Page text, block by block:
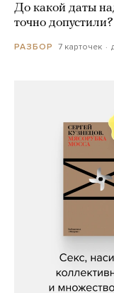
До какой даты
точно допустили?
РАЗБОР 7 карточек
Сергей